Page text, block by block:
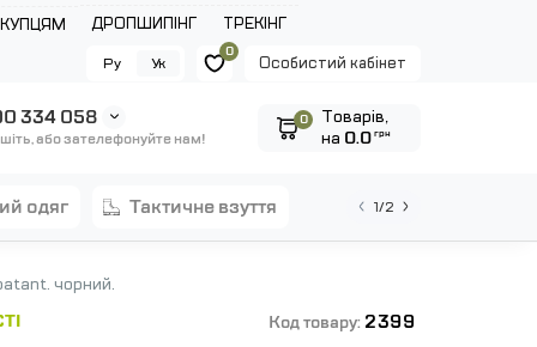
ДРОПШИПІНГ
ТРЕКІНГ
Особистий кабінет
0
Ру Ук
334 058
або зателефонуйте нам!
0
Tоварів,
на 0.0грн
одяг тактичне взуття 1/2
чорний.
Код товару: 2399